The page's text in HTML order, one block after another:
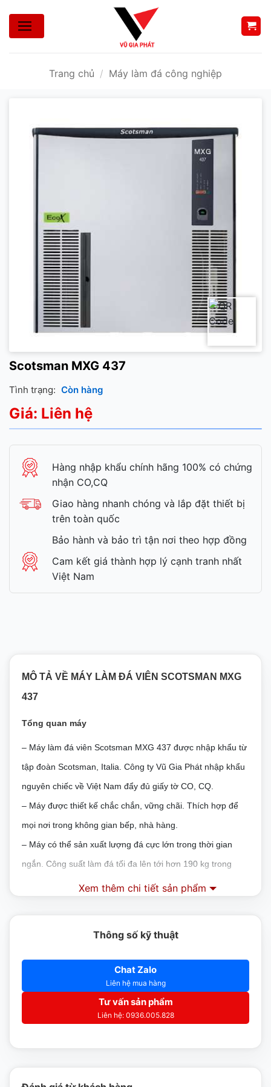
nội
Trang chủ / Máy làm đá công nghiệp
Scotsman MXG 437
Tình trạng: Còn hàng
Giá: Liên hệ
Hàng nhập khẩu chính hãng 100% có chứng
nhận CO,CQ
Giao hàng nhanh chóng và lắp đặt thiết bị
trên toàn quốc
Bảo hành và bảo trì tận nơi theo hợp đồng
Cam kết giá thành hợp lý cạnh tranh nhất
Việt Nam
MÔ TẢ VỀ MÁY LÀM ĐÁ VIÊN SCOTSMAN MXG
437
Tổng quan máy
– Máy làm đá viên Scotsman MXG 437 được nhập khẩu từ
tập đoàn Scotsman, Italia. Công ty Vũ Gia Phát nhập khẩu
nguyên chiếc về Việt Nam đẩy đủ giấy tờ CO, CQ.
– Máy được thiết kế chắc chắn, vững chãi. Thích hợp để
mọi nơi trong không gian bếp, nhà hàng.
– Máy có thể sản xuất lượng đá cực lớn trong thời gian
ngắn. Công suất làm đá tối đa lên tới hơn 190 kg trong
Thùng Inox chứa đá
–
Kích thước : 560 x 820 x 1000 (mm)
Được làm bằng inox chất lượng dày ~ 1mm
Làm bằng 3 lớp : 1 cách nhiệt và 2 lớp inox
–Chúng được cắt, gấp bằng máy sấn thủy lực.
ĐẶC TÍNH KỸ THUẬT MÁY LÀM ĐÁ VIÊN
Xem thêm chi tiết sản phẩm
Thông số kỹ thuật
Chat Zalo
Liên hệ mua hàng
Tư vấn sản phẩm
Liên hệ: 0936.005.828